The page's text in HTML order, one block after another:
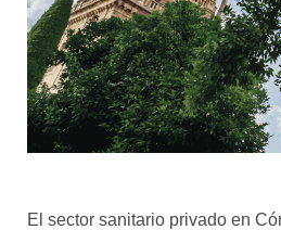
El sector sanitario privado en